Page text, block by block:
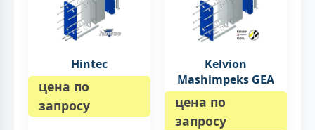
Hintec
цена по
запросу
Kelvion
Mashimpeks GEA
цена по
запросу